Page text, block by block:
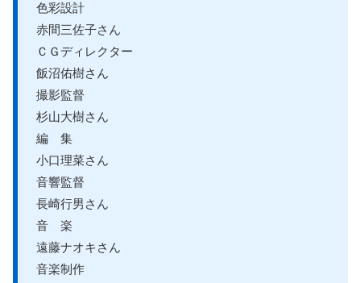
色彩設計
赤間三佐子さん
ＣＧディレクター
飯沼佑樹さん
撮影監督
杉山大樹さん
編 集
小口理菜さん
音響監督
長崎行男さん
音 楽
遠藤ナオキさん
音楽制作